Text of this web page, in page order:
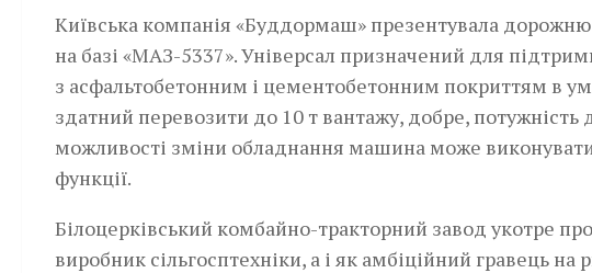
Київська компанія «Буддормаш» презентувала
на базі «МАЗ-5337». Універсал призначений для
з асфальтобетонним і цементобетонним покриттям в
здатний перевозити до 10 т вантажу, добре, потужність
можливості зміни обладнання машина може
функції.­
Білоцерківський ком­байно-тракторний завод­ укотре
виробник сільгосптехніки, а і як амбіційний гравець